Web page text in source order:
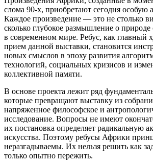
слома 90-х, приобретают сегодня особую
Каждое произведение — это не столько
сколько глубокое размышление о
в современном мире. Ребус, как главный
прием данной выставки, становится
новых смыслов в эпоху развития
технологий, социальных кризисов и
коллективной памяти.
В основе проекта лежит ряд
которые превращают выставку из
напряженное философское и
исследование. Вопросы не имеют
их постановка определяет радикальную
искусства. Поэтому ребусы Африки
неразгадываемы. Их нельзя решить как
только опытно пережить.